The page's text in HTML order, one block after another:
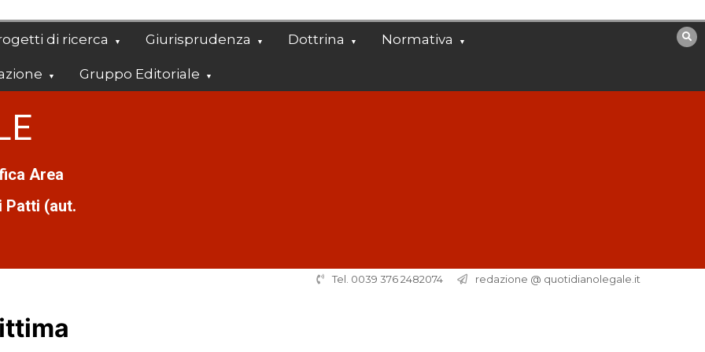
di ricerca Giurisprudenza Dottrina Normativa
Gruppo Editoriale
Area
Patti (aut.
Tel. 0039 376 2482074 redazione @ quotidianolegale.it